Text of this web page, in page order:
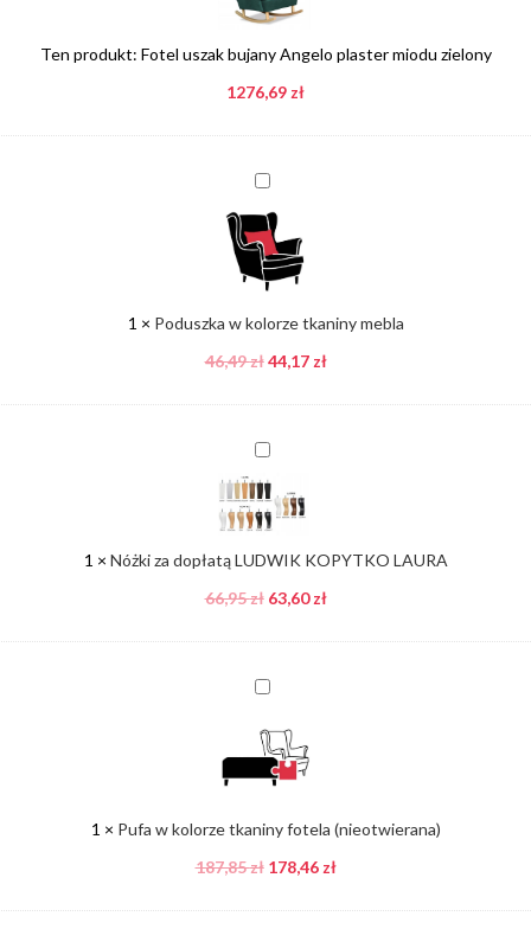
plaster
zielony
Ten produkt: Fotel uszak bujany Angelo plaster miodu zielony
1276,69 zł
Poduszka
kolorze
tkaniny
mebla
1 × Poduszka w kolorze tkaniny mebla
46,49zł 44,17 zł
Nóżki
dopłatą
LUDWIK
KOPYTKO
1 × Nóżki za dopłatą LUDWIK KOPYTKO LAURA
66,95zł 63,60zł
Pufa
kolorze
tkaniny
fotela
1 × Pufa w kolorze tkaniny fotela (nieotwierana)
187,85zł 178,46 zł